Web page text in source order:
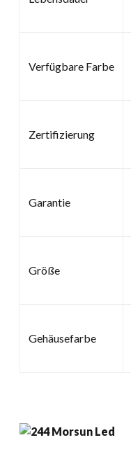
Verfügbare Farbe
Zertifizierung
Garantie
Größe
Gehäusefarbe